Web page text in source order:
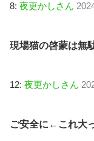
8: 夜更かしさん
現場猫の啓蒙は無
12: 夜更かしさん
ご安全に←これ大